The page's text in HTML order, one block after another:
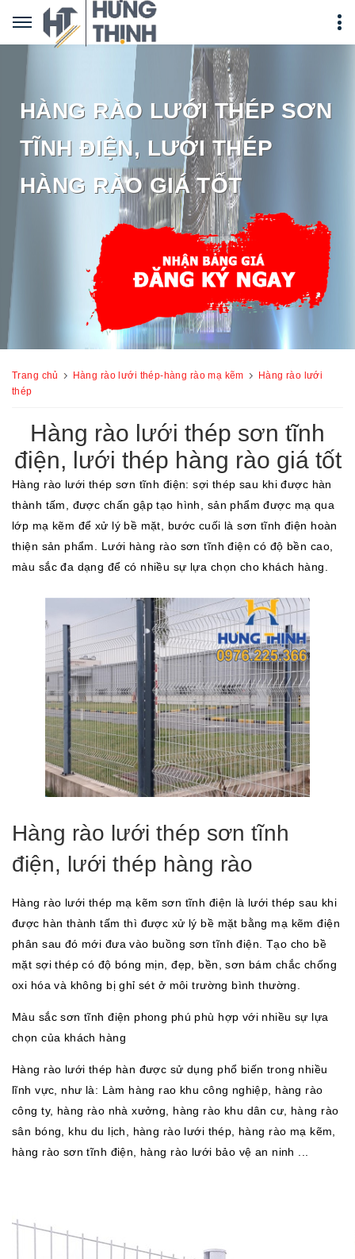
HÀNG RÀO LƯỚI THÉP SƠN
TĨNH ĐIỆN, LƯỚI THÉP
HÀNG RÀO GIÁ TỐT
Trang chủ Hàng rào lưới thép-hàng rào mạ kẽm
Hàng rào lưới
thép
Hàng rào lưới thép sơn tĩnh
điện, lưới thép hàng rào giá tốt
Hàng rào lưới thép sơn tĩnh điện: sợi thép sau khi được hàn
thành tấm, được chấn gập tạo hình, sản phẩm được mạ qua
lớp mạ kẽm để xử lý bề mặt, bước cuối là sơn tĩnh điện hoàn
thiện sản phẩm. Lưới hàng rào sơn tĩnh điện có độ bền cao,
màu sắc đa dạng để có nhiều sự lựa chọn cho khách hàng.
Hàng rào lưới thép sơn tĩnh
điện, lưới thép hàng rào
Hàng rào lưới thép mạ kẽm sơn tĩnh điện là lưới thép sau khi
được hàn thành tấm thì được xử lý bề mặt bằng mạ kẽm điện
phân sau đó mới đưa vào buồng sơn tĩnh điện. Tạo cho bề
mặt sợi thép có độ bóng mịn, đẹp, bền, sơn bám chắc chống
oxi hóa và không bị ghỉ sét ở môi trường bình thường.
Màu sắc sơn tĩnh điện phong phú phù hợp với nhiều sự lựa
chọn của khách hàng
Hàng rào lưới thép hàn được sử dụng phổ biến trong nhiều
lĩnh vực, như là: Làm hàng rao khu công nghiệp, hàng rào
công ty, hàng rào nhà xưởng, hàng rào khu dân cư, hàng rào
sân bóng, khu du lịch, hàng rào lưới thép, hàng rào mạ kẽm,
hàng rào sơn tĩnh điện, hàng rào lưới bảo vệ an ninh ...